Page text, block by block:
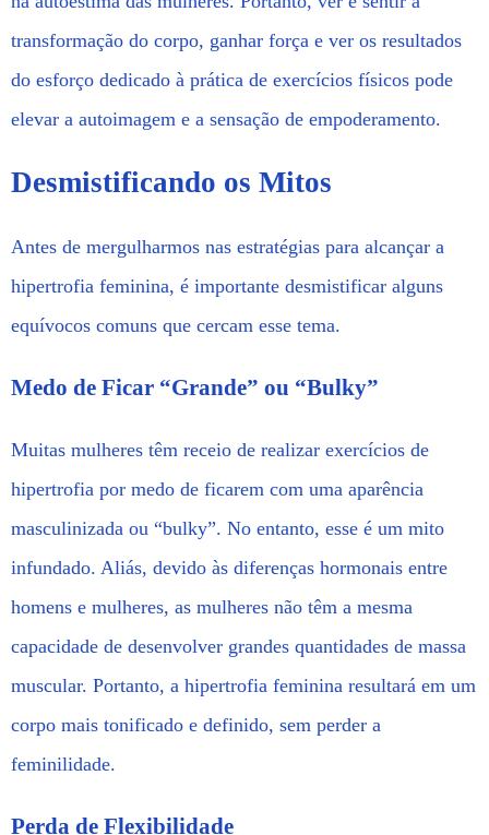
transformação do corpo, ganhar força e ver os resultados
do esforço dedicado à prática de exercícios físicos pode
elevar a autoimagem e a sensação de empoderamento.
Desmistificando os Mitos
Antes de mergulharmos nas estratégias para alcançar a
hipertrofia feminina, é importante desmistificar alguns
equívocos comuns que cercam esse tema.
Medo de Ficar “Grande” ou “Bulky”
Muitas mulheres têm receio de realizar exercícios de
hipertrofia por medo de ficarem com uma aparência
masculinizada ou “bulky”. No entanto, esse é um mito
infundado. Aliás, devido às diferenças hormonais entre
homens e mulheres, as mulheres não têm a mesma
capacidade de desenvolver grandes quantidades de massa
muscular. Portanto, a hipertrofia feminina resultará em um
corpo mais tonificado e definido, sem perder a
feminilidade.
Perda de Flexibilidade